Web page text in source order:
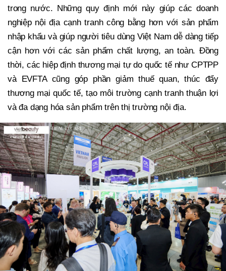
trong nước. Những quy định mới này giúp các doanh
nghiệp nội địa cạnh tranh công bằng hơn với sản phẩm
nhập khẩu và giúp người tiêu dùng Việt Nam dễ dàng tiếp
cận hơn với các sản phẩm chất lượng, an toàn. Đồng
thời, các hiệp định thương mại tự do quốc tế như CPTPP
và EVFTA cũng góp phần giảm thuế quan, thúc đẩy
thương mại quốc tế, tạo môi trường cạnh tranh thuận lợi
và đa dạng hóa sản phẩm trên thị trường nội địa.